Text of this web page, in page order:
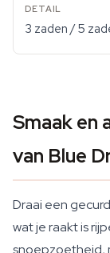
3 zaden / 5
Smaak en
van Blue
Draai een
wat je raakt is
snoepzoetheid,